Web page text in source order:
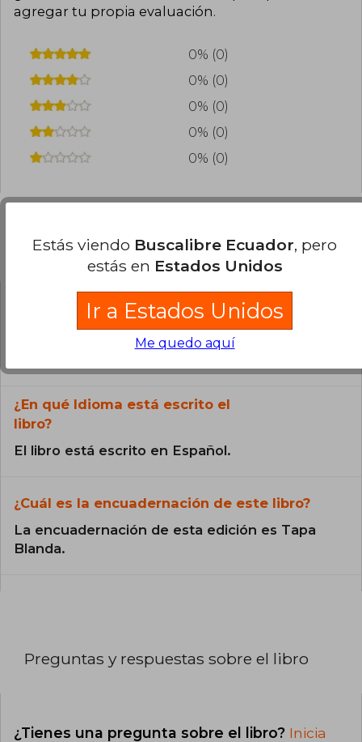
agregar tu propia evaluación.
0% (0)
0% (0)
0% (0)
0% (0)
0% (0)
Preguntas frecuentes sobre el libro
¿El libro es original?
Todos los libros de nuestro
¿En qué Idioma está escrito el
libro?
El libro está escrito en Español.
¿Cuál es la encuadernación de este libro?
La encuadernación de esta edición es Tapa
Blanda.
Preguntas y respuestas sobre el libro
¿Tienes una pregunta sobre el libro? Inicia
Estás viendo Buscalibre Ecuador, pero
estás en Estados Unidos
Ir a Estados Unidos
Me quedo aquí